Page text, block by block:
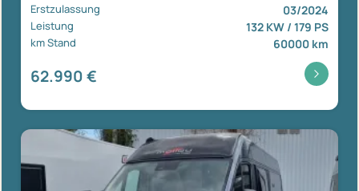
Erstzulassung 03/2024
Leistung 132 KW / 179 PS
km Stand 60000 km
62.990 €